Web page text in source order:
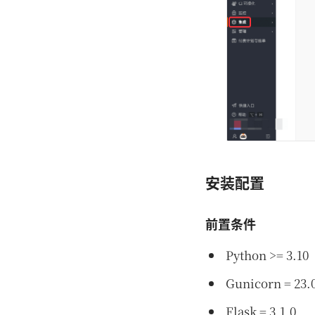
安装配置
前置条件
Python >= 3.10
Gunicorn =
Flask = 3.1.0